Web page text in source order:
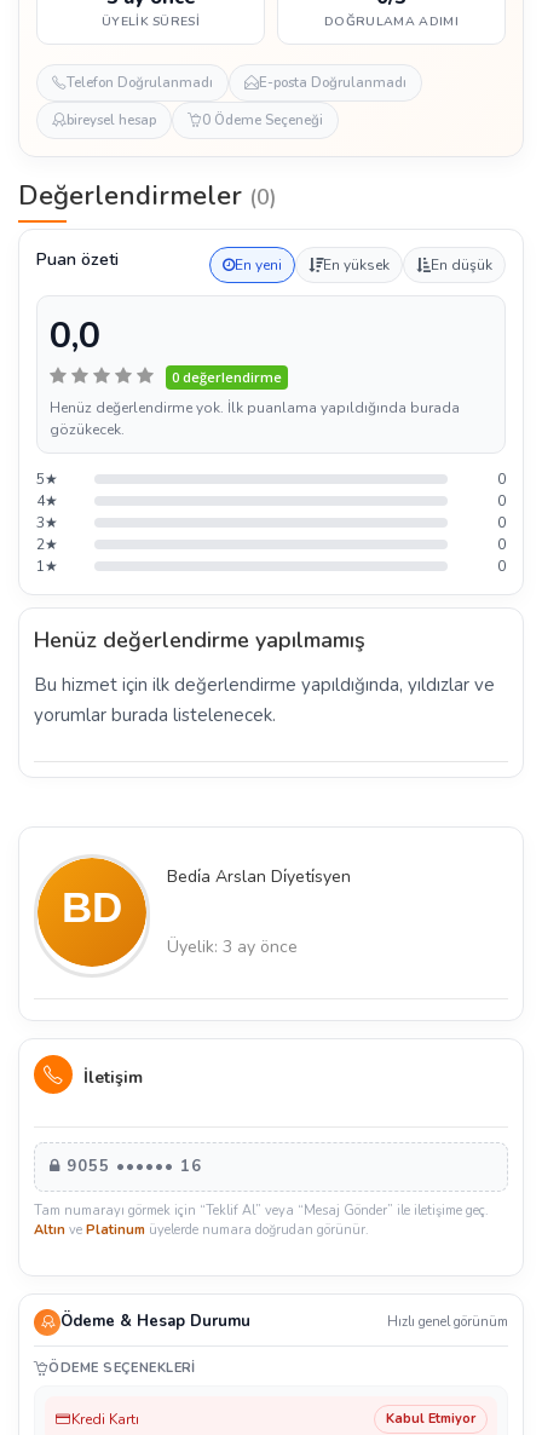
ÜYELIK SÜRESI DOĞRULAMA ADIMI
Telefon Doğrulanmadı
E-posta Doğrulanmadı
bireysel hesap
0 Ödeme Seçeneği
Değerlendirmeler (0)
Puan özeti En yeni En yüksek En düşük
0,0
0 değerlendirme
Henüz değerlendirme yok. İlk puanlama yapıldığında burada
gözükecek.
5★
0
4★
0
3★
0
2★
0
1★
0
Henüz değerlendirme yapılmamış
Bu hizmet için ilk değerlendirme yapıldığında, yıldızlar ve
yorumlar burada listelenecek.
Bedi̇a Arslan Di̇yeti̇syen
Üyelik: 3 ay önce
İletişim
9055 •••••• 16
Tam numarayı görmek için “Teklif Al” veya “Mesaj Gönder” ile iletişime geç.
Altın ve Platinum üyelerde numara doğrudan görünür.
Ödeme & Hesap Durumu Hızlı genel görünüm
ÖDEME SEÇENEKLERI
Kredi Kartı Kabul Etmiyor